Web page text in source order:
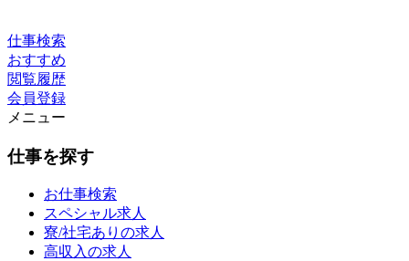
仕事検索
おすすめ
閲覧履歴
会員登録
メニュー
仕事を探す
お仕事検索
スペシャル求人
寮/社宅ありの求人
高収入の求人